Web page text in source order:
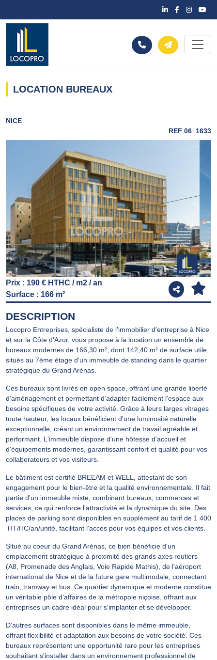
LOCATION BUREAUX
NICE
REF 06_1633
Previous
Prix : 190 € HTHC / m2 / an
Surface : 166 m²
DESCRIPTION
Locopro Entreprises, spécialiste de l'immobilier d'entreprise à Nice
et sur la Côte d'Azur, vous propose à la location un ensemble de
bureaux modernes de 166,30 m², dont 142,40 m² de surface utile,
situés au 7ème étage d'un immeuble de standing dans le quartier
stratégique du Grand Arénas.
Ces bureaux sont livrés en open space, offrant une grande liberté
d'aménagement et permettant d'adapter facilement l'espace aux
besoins spécifiques de votre activité. Grâce à leurs larges vitrages
toute hauteur, les locaux bénéficient d'une luminosité naturelle
exceptionnelle, créant un environnement de travail agréable et
performant. L'immeuble dispose d'une hôtesse d'accueil et
d'équipements modernes, garantissant confort et qualité pour vos
collaborateurs et vos visiteurs.
Le bâtiment est certifié BREEAM et WELL, attestant de son
engagement pour le bien-être et la qualité environnementale. Il fait
partie d'un immeuble mixte, combinant bureaux, commerces et
services, ce qui renforce l'attractivité et la dynamique du site. Des
places de parking sont disponibles en supplément au tarif de 1 400
 HT/HC/an/unité, facilitant l'accès pour vos équipes et vos clients.
Situé au coeur du Grand Arénas, ce bien bénéficie d'un
emplacement stratégique à proximité des grands axes routiers
(A8, Promenade des Anglais, Voie Rapide Mathis), de l'aéroport
international de Nice et de la future gare multimodale, connectant
train, tramway et bus. Ce quartier dynamique et moderne constitue
un véritable pôle d'affaires de la métropole niçoise, offrant aux
entreprises un cadre idéal pour s'implanter et se développer.
D'autres surfaces sont disponibles dans le même immeuble,
offrant flexibilité et adaptation aux besoins de votre société. Ces
bureaux représentent une opportunité rare pour les entreprises
souhaitant s'installer dans un environnement professionnel de